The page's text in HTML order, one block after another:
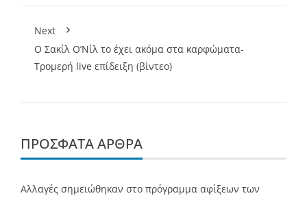
Next
Ο Σακίλ Ο’Νίλ το έχει ακόμα στα καρφώματα-
Τρομερή live επίδειξη (βίντεο)
ΠΡΌΣΦΑΤΑ ΆΡΘΡΑ
Αλλαγές σημειώθηκαν στο πρόγραμμα αφίξεων των